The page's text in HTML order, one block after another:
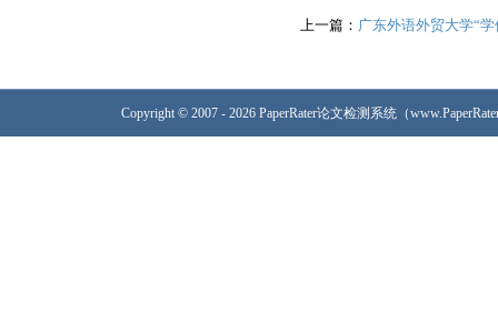
上一篇： 广东外语外贸大学“
Copyright © 2007 - 2026 PaperRater论文检测系统（